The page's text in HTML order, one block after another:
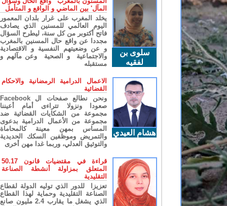
سلوى بن
لفقيه
المآل' بين الماضي و الواقع و المتأمل
يخلد المغرب على غرار بلدان المعمور
اليوم العالمي للمسنين الذي يصادف
فاتح أكتوبر من كل سنة، ليطرح السؤال
مجددا عن واقع حال المسنين بالمغرب
و عن وضعيتهم النفسية و الاقتصادية
والاجتماعية و الصحية وعن مآلهم و
مستقبله
هشام العيدي
الاعمال الدرامية الرمضانية والاحكام
القضائية
ونحن نطالع صفحات ال Facebook
صعودا ونزولا تتراءى أمام أعيننا
مجموعة من الشكايات القضائية ضد
مجموعة من الأعمال الدرامية بدعوى
المساس بمهن معينة كالمحاماة
والتمريض وموظفين السكك الحديدية
والتوثيق العدلي، وربما غدا مهن أخرى
قراءة في مقتضيات قانون 50.17
المتعلق بمزاولة أنشطة الصناعة
التقليدية
تعزيزا للدور الذي توليه الدولة لقطاع
الصناعة التقليدية وحماية لهذا القطاع
الذي يشغل ما يقارب 2.4 مليون صانع